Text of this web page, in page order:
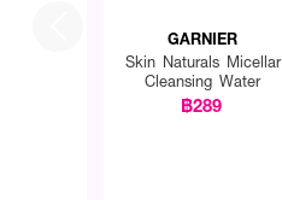
GARNIER
Skin Naturals Micellar
Cleansing Water
฿289